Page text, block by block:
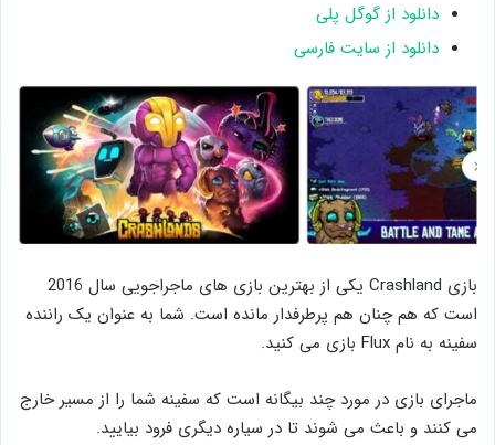
دانلود از گوگل پلی
دانلود از سایت فارسی
بازی Crashland یکی از بهترین بازی‌ های ماجراجویی سال 2016
است که هم چنان هم پرطرفدار مانده است. شما به عنوان یک راننده
سفینه به نام Flux بازی می کنید.
ماجرای بازی در مورد چند بیگانه است که سفینه شما را از مسیر خارج
می کنند و باعث می شوند تا در سیاره دیگری فرود بیایید.